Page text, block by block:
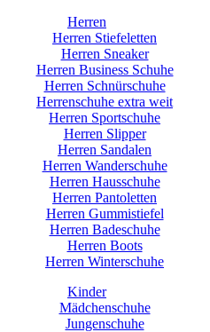
Herren
Herren Stiefeletten
Herren Sneaker
Herren Business Schuhe
Herren Schnürschuhe
Herrenschuhe extra weit
Herren Sportschuhe
Herren Slipper
Herren Sandalen
Herren Wanderschuhe
Herren Hausschuhe
Herren Pantoletten
Herren Gummistiefel
Herren Badeschuhe
Herren Boots
Herren Winterschuhe
Kinder
Mädchenschuhe
Jungenschuhe